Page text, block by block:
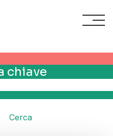
Cerca